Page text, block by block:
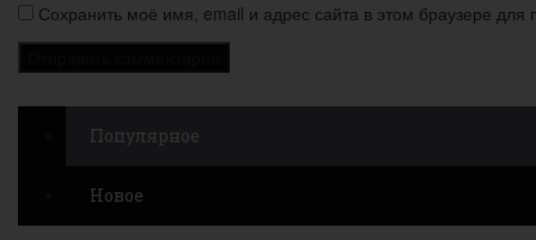
Сохранить моё имя, email и адрес сайта в этом браузере
Популярное
Новое